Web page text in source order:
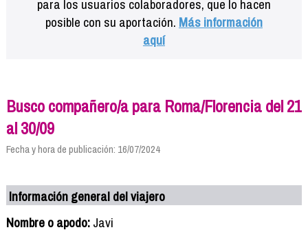
para los usuarios colaboradores, que lo hacen
posible con su aportación. Más información
aquí
Busco compañero/a para Roma/Florencia del 21
al 30/09
Fecha y hora de publicación: 16/07/2024
Información general del viajero
Nombre o apodo:Javi